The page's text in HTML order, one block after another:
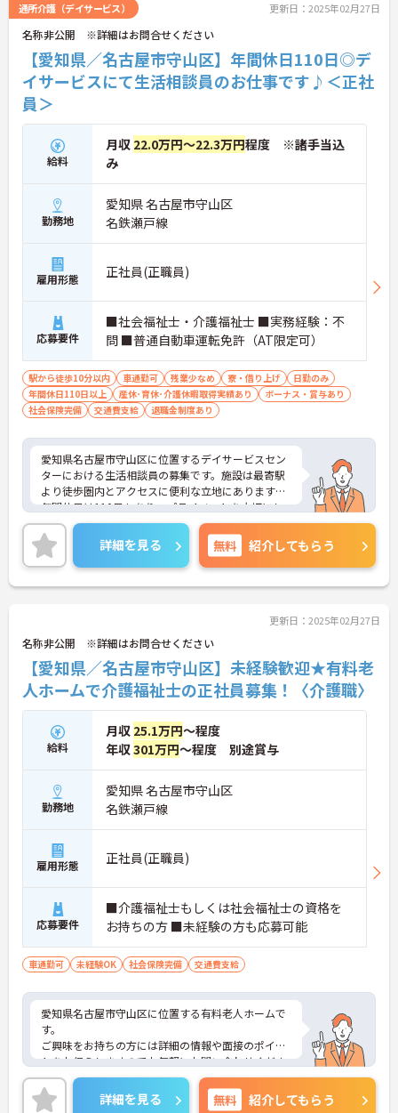
通所介護（デイサービス） 更新日：2025年02月27日
名称非公開 ※詳細はお問合せください
【愛知県／名古屋市守山区】年間休日110日◎デ
イサービスにて生活相談員のお仕事です♪＜正社
員＞
給料
月収 22.0万円～22.3万円程度 ※諸手当込
み
勤務地
愛知県 名古屋市守山区
名鉄瀬戸線
雇用形態 正社員(正職員)
応募要件
■社会福祉士・介護福祉士 ■実務経験：不
問 ■普通自動車運転免許（AT限定可）
駅から徒歩10分以内 車通勤可 残業少なめ 寮・借り上げ
日勤のみ
年間休日110日以上
産休･育休･介護休暇取得実績あり
ボーナス・賞与あり
社会保険完備
交通費支給 退職金制度あり
愛知県名古屋市守山区に位置するデイサービスセン
ターにおける生活相談員の募集です。施設は最寄駅
より徒歩圏内とアクセスに便利な立地にあります。
年間休日は110日もあり、プライベートを大切にし
ながらご勤務いただけます。ご利用者に寄り添っ
て、その方に最適なサービスの提供を行っていただ
ける方を募集しています。
ご興味のある方には、面接対策ポイントなど、さら
に詳細をお話しいたしますのでお気軽にご相談くだ
詳細を見る 無料 紹介してもらう
更新日：2025年02月27日
名称非公開 ※詳細はお問合せください
【愛知県／名古屋市守山区】未経験歓迎★有料老
人ホームで介護福祉士の正社員募集！〈介護職〉
給料
月収 25.1万円～程度
年収301万円～程度 別途賞与
勤務地
愛知県 名古屋市守山区
名鉄瀬戸線
雇用形態 正社員(正職員)
応募要件
■介護福祉士もしくは社会福祉士の資格を
お持ちの方 ■未経験の方も応募可能
車通勤可 未経験OK 社会保険完備 交通費支給
愛知県名古屋市守山区に位置する有料老人ホームで
す。
ご興味をお持ちの方には詳細の情報や面接のポイン
トをお伝えしますのでお気軽にお問い合わせくださ
いませ。
詳細を見る 無料 紹介してもらう